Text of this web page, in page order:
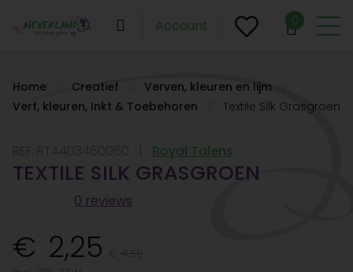
Account 0
Home Creatief
Verven, kleuren en lijm
Verf, kleuren, Inkt & Toebehoren
Textile Silk Grasgroen
Royal Talens
TEXTILE SILK GRASGROEN
0 reviews
2,25